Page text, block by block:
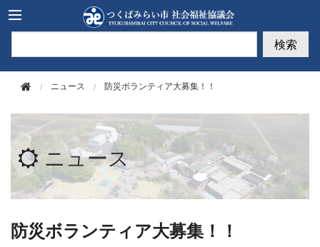
検索
ニュース 防災ボランティア大募集！！
ニュース
防災ボランティア大募集！！